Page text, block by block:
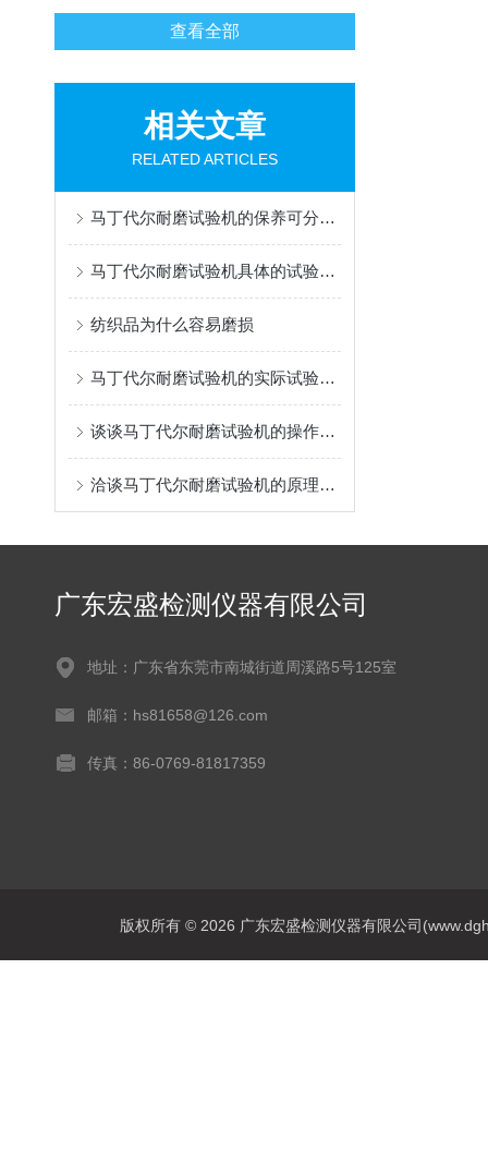
查看全部
相关文章
RELATED ARTICLES
马丁代尔耐磨试验机的保养可分为日保养和周保养
马丁代尔耐磨试验机具体的试验步骤究竟是如何的呢？
纺织品为什么容易磨损
马丁代尔耐磨试验机的实际试验原理是怎样的？
谈谈马丁代尔耐磨试验机的操作方法
洽谈马丁代尔耐磨试验机的原理和试验步骤
广东宏盛检测仪器有限公司
地址：广东省东莞市南城街道周溪路5号125室
邮箱：hs81658@126.com
传真：86-0769-81817359
版权所有 © 2026 广东宏盛检测仪器有限公司